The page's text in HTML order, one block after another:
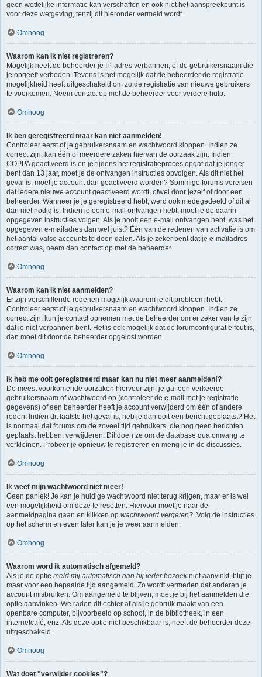
geen wettelijke informatie kan verschaffen en ook niet het aanspreekpunt is
voor deze wetgeving, tenzij dit hieronder vermeld wordt.
Omhoog
Waarom kan ik niet registreren?
Mogelijk heeft de beheerder je IP-adres verbannen, of de gebruikersnaam die
je opgeeft verboden. Tevens is het mogelijk dat de beheerder de registratie
mogelijkheid heeft uitgeschakeld om zo de registratie van nieuwe gebruikers
te voorkomen. Neem contact op met de beheerder voor verdere hulp.
Omhoog
Ik ben geregistreerd maar kan niet aanmelden!
Controleer eerst of je gebruikersnaam en wachtwoord kloppen. Indien ze
correct zijn, kan één of meerdere zaken hiervan de oorzaak zijn. Indien
COPPA geactiveerd is en je tijdens het registratieproces opgaf dat je jonger
bent dan 13 jaar, moet je de ontvangen instructies opvolgen. Als dit niet het
geval is, moet je account dan geactiveerd worden? Sommige forums vereisen
dat iedere nieuwe account geactiveerd wordt, ofwel door jezelf of door een
beheerder. Wanneer je je geregistreerd hebt, werd ook medegedeeld of dit al
dan niet nodig is. Indien je een e-mail ontvangen hebt, moet je de daarin
opgegeven instructies volgen. Als je nooit een e-mail ontvangen hebt, was het
opgegeven e-mailadres dan wel juist? Één van de redenen van activatie is om
het aantal valse accounts te doen dalen. Als je zeker bent dat je e-mailadres
correct was, neem dan contact op met de beheerder.
Omhoog
Waarom kan ik niet aanmelden?
Er zijn verschillende redenen mogelijk waarom je dit probleem hebt.
Controleer eerst of je gebruikersnaam en wachtwoord kloppen. Indien ze
correct zijn, kun je contact opnemen met de beheerder om er zeker van te zijn
dat je niet verbannen bent. Het is ook mogelijk dat de forumconfiguratie fout is,
dan moet dit door de beheerder opgelost worden.
Omhoog
Ik heb me ooit geregistreerd maar kan nu niet meer aanmelden!?
De meest voorkomende oorzaken hiervoor zijn: je gaf een verkeerde
gebruikersnaam of wachtwoord op (controleer de e-mail met je registratie
gegevens) of een beheerder heeft je account verwijderd om één of andere
reden. Indien dit laatste het geval is, heb je dan ooit een bericht geplaatst? Het
is normaal dat forums om de zoveel tijd gebruikers, die nog geen berichten
geplaatst hebben, verwijderen. Dit doen ze om de database qua omvang te
verkleinen. Probeer je opnieuw te registreren en meng je in de discussies.
Omhoog
Ik weet mijn wachtwoord niet meer!
Geen paniek! Je kan je huidige wachtwoord niet terug krijgen, maar er is wel
een mogelijkheid om deze te resetten. Hiervoor moet je naar de
aanmeldpagina gaan en klikken op wachtwoord vergeten?. Volg de instructies
op het scherm en even later kan je je weer aanmelden.
Omhoog
Waarom word ik automatisch afgemeld?
Als je de optie meld mij automatisch aan bij ieder bezoekniet aanvinkt, blijf je
maar voor een bepaalde tijd aangemeld. Zo wordt vermeden dat anderen je
account misbruiken. Om aangemeld te blijven, moet je bij het aanmelden die
optie aanvinken. We raden dit echter af als je gebruik maakt van een
openbare computer, bijvoorbeeld op school, in de bibliotheek, in een
internetcafé, enz. Als deze optie niet beschikbaar is, heeft de beheerder deze
uitgeschakeld.
Omhoog
Wat doet "verwijder cookies"?